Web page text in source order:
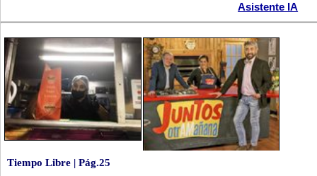
Asistente IA
Tiempo Libre | Pág.25